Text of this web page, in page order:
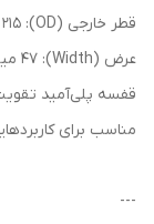
قطر خارجی (OD): 215 میلی‌متر
عرض (Width): 47 میلی‌متر
قفسه پلی‌آمید
مناسب برای
---